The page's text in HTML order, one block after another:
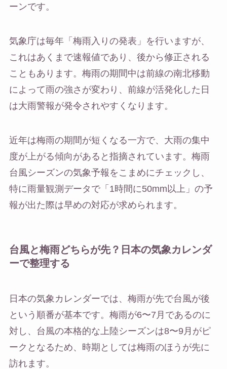
ーンです。
気象庁は毎年「梅雨入りの発表」を行いますが、
これはあくまで速報値であり、後から修正される
こともあります。梅雨の期間中は前線の南北移動
によって雨の強さが変わり、前線が活発化した日
は大雨警報が発令されやすくなります。
近年は梅雨の期間が短くなる一方で、大雨の集中
度が上がる傾向があると指摘されています。梅雨
台風シーズンの気象予報をこまめにチェックし、
特に雨量観測データで「1時間に50mm以上」の予
報が出た際は早めの対応が求められます。
台風と梅雨どちらが先？日本の気象カレンダ
ーで整理する
日本の気象カレンダーでは、梅雨が先で台風が後
という順番が基本です。梅雨が6〜7月であるのに
対し、台風の本格的な上陸シーズンは8〜9月がピ
ークとなるため、時期としては梅雨のほうが先に
訪れます。